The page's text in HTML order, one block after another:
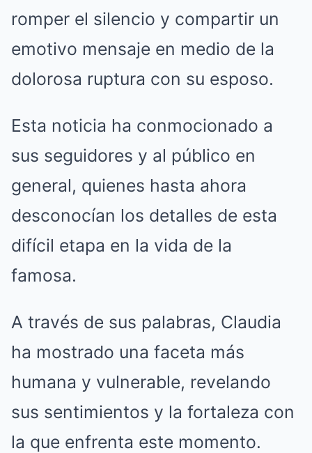
romper el silencio y compartir un
emotivo mensaje en medio de la
dolorosa ruptura con su esposo.
Esta noticia ha conmocionado a
sus seguidores y al público en
general, quienes hasta ahora
desconocían los detalles de esta
difícil etapa en la vida de la
famosa.
A través de sus palabras, Claudia
ha mostrado una faceta más
humana y vulnerable, revelando
sus sentimientos y la fortaleza con
la que enfrenta este momento.